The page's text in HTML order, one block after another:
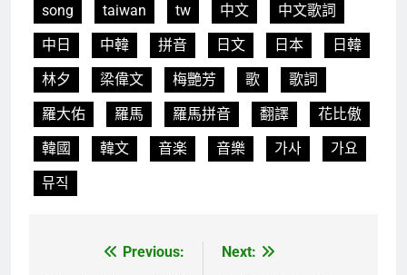
song
taiwan tw 中文
中文歌詞
中日
中韓 拼音 日文 日本
日韓
林夕
梁偉文 梅艷芳 歌
歌詞
羅大佑
羅馬 羅馬拼音 翻譯
花比傲
韓國
韓文 音楽 音樂 가사
가요
뮤직
Previous:
Next: